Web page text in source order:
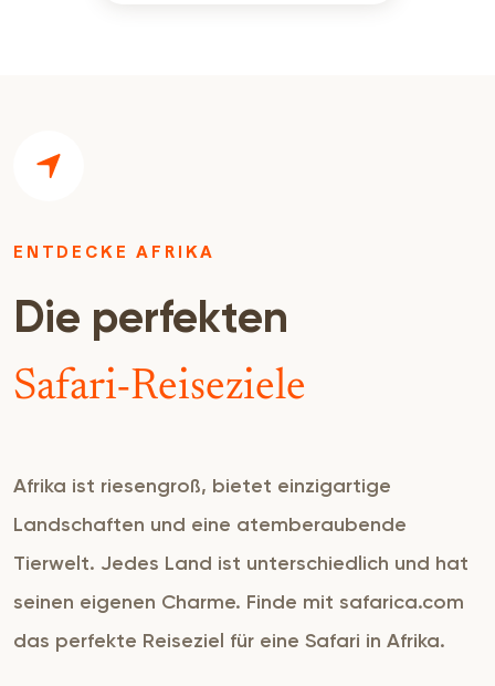
ENTDECKE AFRIKA
Die perfekten
Safari-Reiseziele
Afrika ist riesengroß, bietet einzigartige
Landschaften und eine atemberaubende
Tierwelt. Jedes Land ist unterschiedlich und hat
seinen eigenen Charme. Finde mit safarica.com
das perfekte Reiseziel für eine Safari in Afrika.